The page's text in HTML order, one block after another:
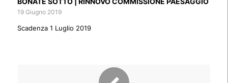
19 Giugno 2019
Scadenza 1 Luglio 2019